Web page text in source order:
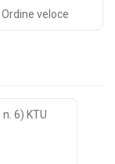
Ordine veloce
6) KTU